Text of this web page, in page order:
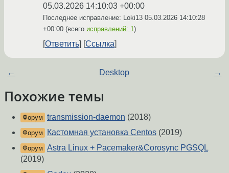
05.03.2026 14:10:03 +00:00
Последнее исправление: Loki13 05.03.2026 14:10:28
+00:00 (всего исправлений: 1)
Ответить Ссылка
← Desktop →
Похожие темы
Форум transmission-daemon (2018)
Форум Кастомная установка Centos (2019)
Форум Astra Linux + Pacemaker&Corosync PGSQL
(2019)